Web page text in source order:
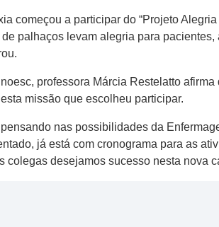
começou a participar do “Projeto
palhaços levam alegria para
professora Márcia Restelatto
missão que escolheu participar.
nas possibilidades da
já está com cronograma para as
colegas desejamos sucesso nesta nova